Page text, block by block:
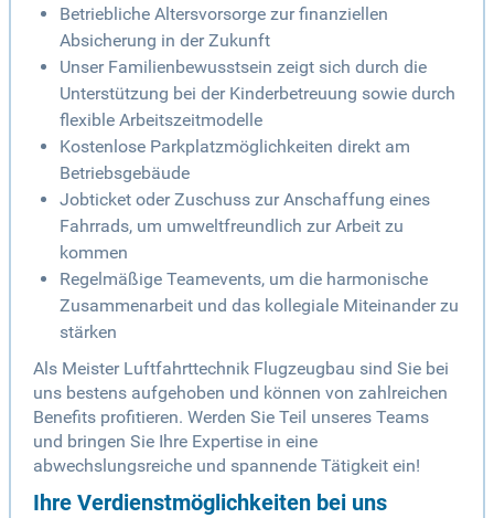
Betriebliche Altersvorsorge zur finanziellen
Absicherung in der Zukunft
Unser Familienbewusstsein zeigt sich durch die
Unterstützung bei der Kinderbetreuung sowie durch
flexible Arbeitszeitmodelle
Kostenlose Parkplatzmöglichkeiten direkt am
Betriebsgebäude
Jobticket oder Zuschuss zur Anschaffung eines
Fahrrads, um umweltfreundlich zur Arbeit zu
kommen
Regelmäßige Teamevents, um die harmonische
Zusammenarbeit und das kollegiale Miteinander zu
stärken
Als Meister Luftfahrttechnik Flugzeugbau sind Sie bei
uns bestens aufgehoben und können von zahlreichen
Benefits profitieren. Werden Sie Teil unseres Teams
und bringen Sie Ihre Expertise in eine
abwechslungsreiche und spannende Tätigkeit ein!
Ihre Verdienstmöglichkeiten bei uns